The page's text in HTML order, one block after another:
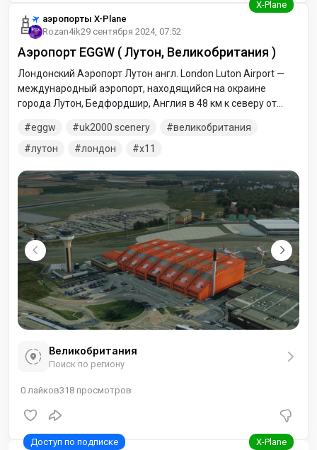
аэропорты X-Plane
Rozan4ik29 сентября 2024, 07:52
Аэропорт EGGW ( Лутон, Великобритания )
Лондонский Аэропорт Лутон англ. London Luton Airport —
международный аэропорт, находящийся на окраине
города Лутон, Бедфордшир, Англия в 48 км к северу от
автострады M1.
eggw uk2000 scenery
великобритания
лутон
лондон x11
Великобритания
Поиск по региону
0 лайков318 просмотров